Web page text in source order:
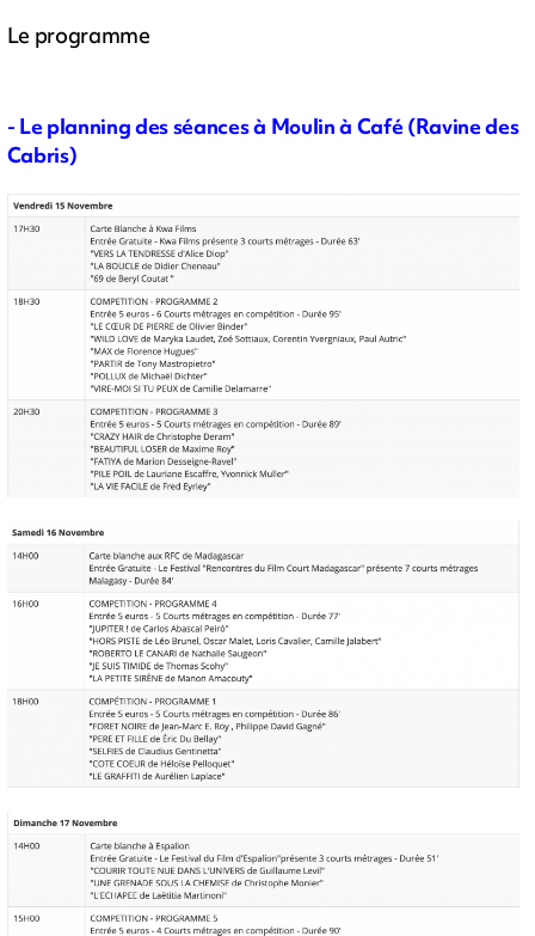
Le programme
- Le planning des séances à Moulin à Café (Ravine des
Cabris)